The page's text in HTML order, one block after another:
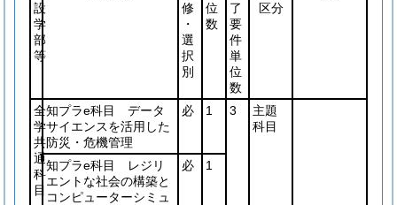
設
学
部
等
修
・
選
択
別
位
数
了
要
件
単
位
数
区分
全
学
共
通
科
目
知プラe科目 データ
サイエンスを活用した
防災・危機管理
必 1 3
主題
科目
知プラe科目 レジリ
エントな社会の構築と
コンピューターシミュ
必 1